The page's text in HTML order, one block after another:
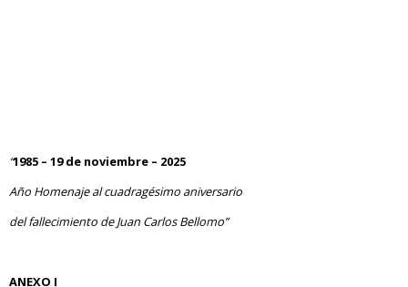
“1985 – 19 de noviembre – 2025
Año Homenaje al cuadragésimo aniversario
del fallecimiento de Juan Carlos Bellomo”
ANEXO I